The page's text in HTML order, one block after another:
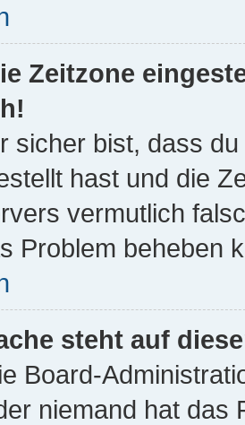
Zeitzone
sicher bist, dass
hast und die
vermutlich
Problem beheben
steht auf
Board-
niemand hat das